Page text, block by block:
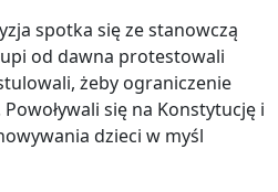
spotka się ze stanowczą
od dawna protestowali
żeby ograniczenie
się na Konstytucję i
dzieci w myśl